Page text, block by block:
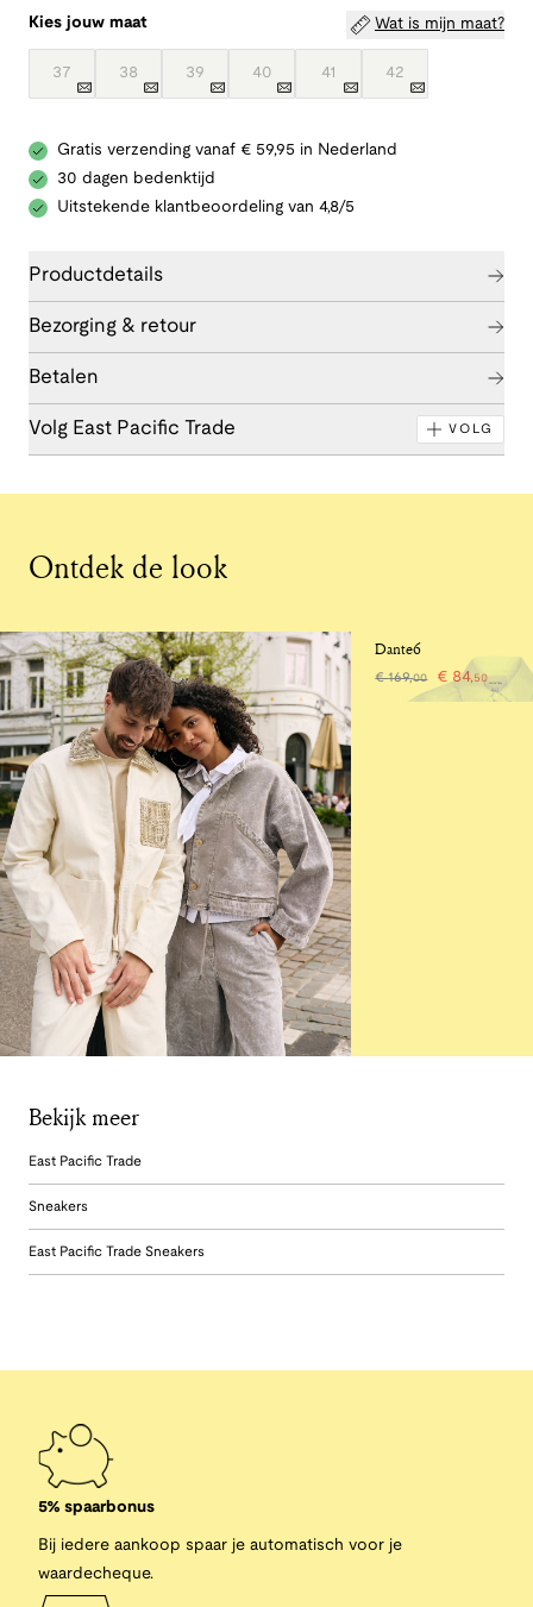
Kies jouw maat Wat is mijn maat?
37 38 39 40 41 42
Gratis verzending vanaf € 59,95 in Nederland
30 dagen bedenktijd
Uitstekende klantbeoordeling van 4,8/5
Productdetails
Bezorging & retour
Betalen
Volg East Pacific Trade VOLG
Ontdek de look
Dante6
€169,00 € 84,50
Bekijk meer
East Pacific Trade
Sneakers
East Pacific Trade Sneakers
5% spaarbonus
Bij iedere aankoop spaar je automatisch voor je
waardecheque.